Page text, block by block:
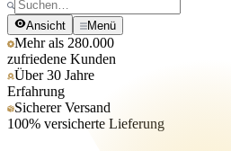
Ansicht Menü
Mehr als 280.000
zufriedene Kunden
Über 30 Jahre
Erfahrung
Sicherer Versand
100% versicherte Lieferung